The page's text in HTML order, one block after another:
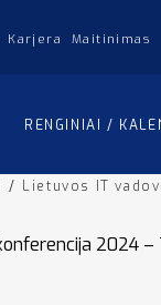
Karjera Maitinimas
RENGINIAI /
/ Lietuvos IT